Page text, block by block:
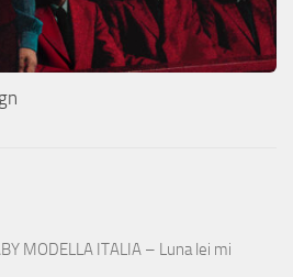
MODELLA ITALIA – Luna lei mi